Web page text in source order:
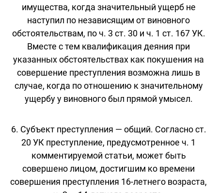
имущества, когда значительный ущерб не
наступил по независящим от виновного
обстоятельствам, по ч. 3 ст. 30 и ч. 1 ст. 167 УК.
Вместе с тем квалификация деяния при
указанных обстоятельствах как покушения на
совершение преступления возможна лишь в
случае, когда по отношению к значительному
ущербу у виновного был прямой умысел.
6. Субъект преступления — общий. Согласно ст.
20 УК преступление, предусмотренное ч. 1
комментируемой статьи, может быть
совершено лицом, достигшим ко времени
совершения преступления 16-летнего возраста,